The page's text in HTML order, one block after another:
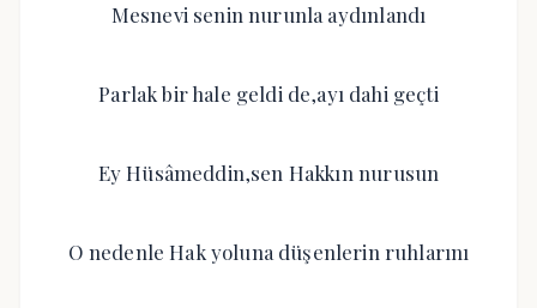
Mesnevi senin nurunla aydınlandı
Parlak bir hale geldi de,ayı dahi geçti
Ey Hüsâmeddin,sen Hakkın nurusun
O nedenle Hak yoluna düşenlerin ruhlarını